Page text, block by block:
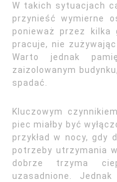
W takich sytuacjach
przynieść wymierne
ponieważ przez kilka
pracuje, nie
Warto jednak
zaizolowanym
spadać.
Kluczowym
piec miałby być
przykład w nocy, gdy
potrzeby utrzymania
dobrze trzyma
uzasadnione.